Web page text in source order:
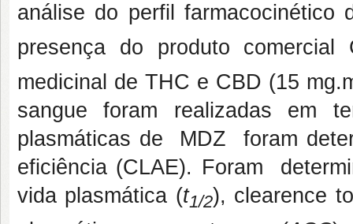
análise do perfil
presença do produto comercial
medicinal de THC e CBD (15
sangue foram realizadas em
plasmáticas de MDZ foram
eficiência (CLAE). Foram
vida plasmática (t1/2), clearence